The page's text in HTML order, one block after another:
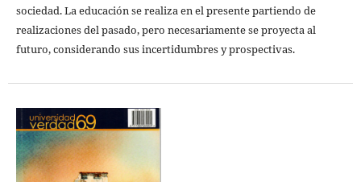
sociedad. La educación se realiza en el presente partiendo de
realizaciones del pasado, pero necesariamente se proyecta al
futuro, considerando sus incertidumbres y prospectivas.